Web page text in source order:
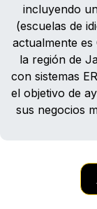
incluyendo
(escuelas de
actualmente
la región de
con sistemas
el objetivo de
sus negocios